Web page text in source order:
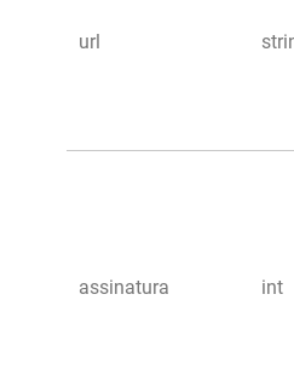
url
assinatura int